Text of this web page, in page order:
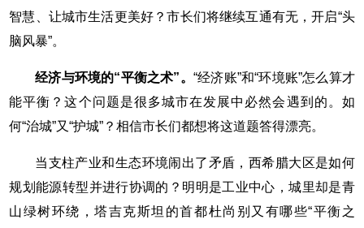
智慧、让城市生活更美好？市长们将继续互通有无，开启“头
脑风暴”。
经济与环境的“平衡之术”。 “经济账”和“环境账”怎么算才
能平衡？这个问题是很多城市在发展中必然会遇到的。如
何“治城”又“护城”？相信市长们都想将这道题答得漂亮。
当支柱产业和生态环境闹出了矛盾，西希腊大区是如何
规划能源转型并进行协调的？明明是工业中心，城里却是青
山绿树环绕，塔吉克斯坦的首都杜尚别又有哪些“平衡之